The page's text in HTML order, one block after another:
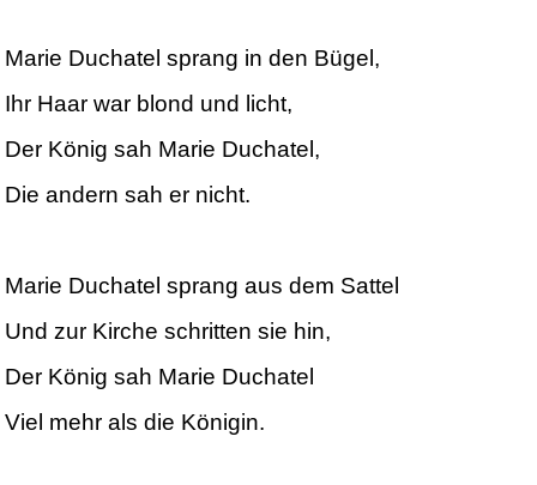
Marie Duchatel sprang in den Bügel,
Ihr Haar war blond und licht,
Der König sah Marie Duchatel,
Die andern sah er nicht.
Marie Duchatel sprang aus dem Sattel
Und zur Kirche schritten sie hin,
Der König sah Marie Duchatel
Viel mehr als die Königin.